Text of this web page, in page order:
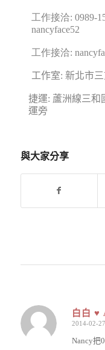
工作接洽: 0989-
nancyface52
工作接洽:
工作室: 新北市
捷運: 蘆洲線三和
運旁
與大家分享
白白 ♥
says:
2014-02-
Nancy把